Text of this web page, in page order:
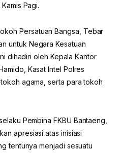
Pagi.
Persatuan Bangsa, Tebar
untuk Negara Kesatuan
dihadiri oleh Kepala Kantor
Kasat Intel Polres
agama, serta para tokoh
Pembina FKBU Bantaeng,
apresiasi atas inisiasi
tentunya menjadi sesuatu